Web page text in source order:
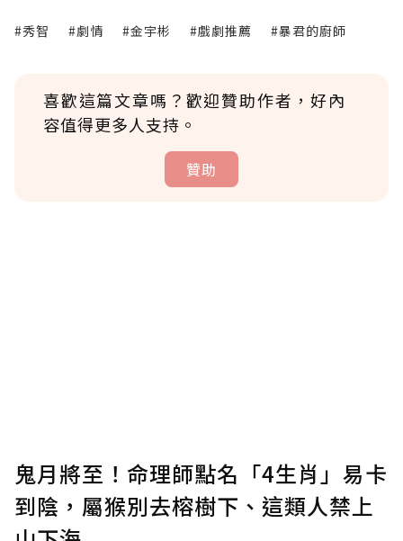
#秀智 #劇情 #金宇彬 #戲劇推薦 #暴君的廚師
喜歡這篇文章嗎？歡迎贊助作者，好內
容值得更多人支持。
贊助
確認送出
鬼月將至！命理師點名「4生肖」易卡
到陰，屬猴別去榕樹下、這類人禁上